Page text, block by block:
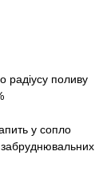
радіусу поливу
у сопло
забруднювальних